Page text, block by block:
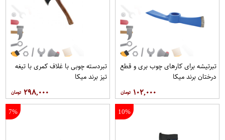
تبرتیشه برای کارهای چوب بری و قطع
درختان برند میکا
۱۰۲,۰۰۰
تبردسته چوبی با غلاف کمری با تیغه
تیز برند میکا
۲۹۸,۰۰۰
10%
7%